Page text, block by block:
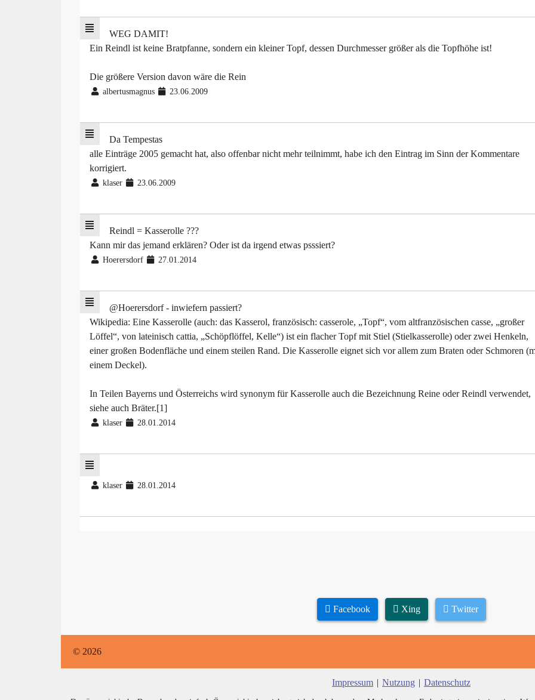
WEG DAMIT!
Ein Reindl ist keine Bratpfanne, sondern ein kleiner Topf, dessen Durchmesser größer als die Topfhöhe ist!
Die größere Version davon wäre die Rein
albertusmagnus 23.06.2009
Da Tempestas
alle Einträge 2005 gemacht hat, also offenbar nicht mehr teilnimmt, habe ich den Eintrag im Sinn der Kommentare
korrigiert.
klaser 23.06.2009
Reindl = Kasserolle ???
Kann mir das jemand erklären? Oder ist da irgend etwas psssiert?
Hoerersdorf 27.01.2014
@Hoerersdorf - inwiefern passiert?
Wikipedia: Eine Kasserolle (auch: das Kasserol, französisch: casserole, „Topf“, vom altfranzösischen casse, „großer
Löffel“, von lateinisch cattia, „Schöpflöffel, Kelle“) ist ein flacher Topf mit Stiel (Stielkasserolle) oder zwei Henkeln,
einer großen Bodenfläche und einem steilen Rand. Die Kasserolle eignet sich vor allem zum Braten oder Schmoren
einem Deckel).
In Teilen Bayerns und Österreichs wird synonym für Kasserolle auch die Bezeichnung Reine oder Reindl verwendet,
siehe auch Bräter.[1]
klaser 28.01.2014
klaser 28.01.2014
Facebook Xing Twitter
© 2026
Impressum | Nutzung | Datenschutz